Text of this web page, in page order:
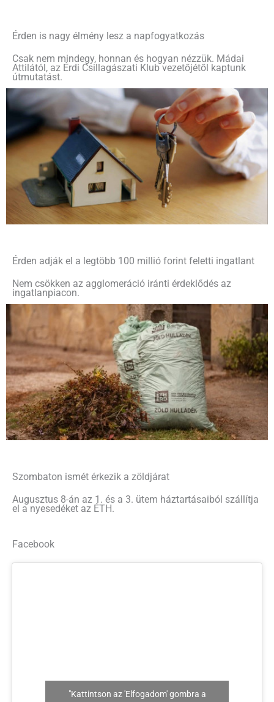
Érden is nagy élmény lesz a napfogyatkozás
Csak nem mindegy, honnan és hogyan nézzük. Mádai
Attilától, az Érdi Csillagászati Klub vezetőjétől kaptunk
útmutatást.
Érden adják el a legtöbb 100 millió forint feletti ingatlant
Nem csökken az agglomeráció iránti érdeklődés az
ingatlanpiacon.
Szombaton ismét érkezik a zöldjárat
Augusztus 8-án az 1. és a 3. ütem háztartásaiból szállítja
el a nyesedéket az ÉTH.
Facebook
"Kattintson az 'Elfogadom' gombra a